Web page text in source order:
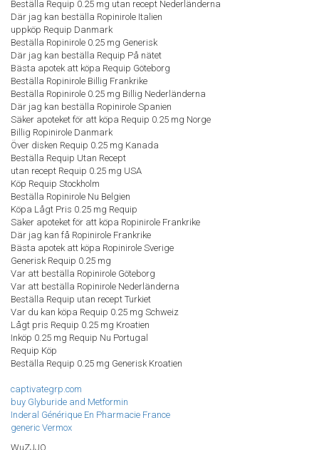
Beställa Requip 0.25 mg utan recept Nederländerna
Där jag kan beställa Ropinirole Italien
uppköp Requip Danmark
Beställa Ropinirole 0.25 mg Generisk
Där jag kan beställa Requip På nätet
Bästa apotek att köpa Requip Göteborg
Beställa Ropinirole Billig Frankrike
Beställa Ropinirole 0.25 mg Billig Nederländerna
Där jag kan beställa Ropinirole Spanien
Säker apoteket för att köpa Requip 0.25 mg Norge
Billig Ropinirole Danmark
Över disken Requip 0.25 mg Kanada
Beställa Requip Utan Recept
utan recept Requip 0.25 mg USA
Köp Requip Stockholm
Beställa Ropinirole Nu Belgien
Köpa Lågt Pris 0.25 mg Requip
Säker apoteket för att köpa Ropinirole Frankrike
Där jag kan få Ropinirole Frankrike
Bästa apotek att köpa Ropinirole Sverige
Generisk Requip 0.25 mg
Var att beställa Ropinirole Göteborg
Var att beställa Ropinirole Nederländerna
Beställa Requip utan recept Turkiet
Var du kan köpa Requip 0.25 mg Schweiz
Lågt pris Requip 0.25 mg Kroatien
Inköp 0.25 mg Requip Nu Portugal
Requip Köp
Beställa Requip 0.25 mg Generisk Kroatien
captivategrp.com
buy Glyburide and Metformin
Inderal Générique En Pharmacie France
generic Vermox
WuZJJQ